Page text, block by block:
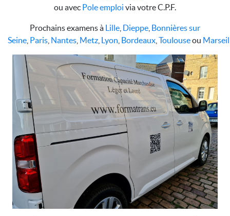
ou avec Pole emploi via votre C.P.F.
Prochains examens à Lille Dieppe Bonnières sur
Seine Paris Nantes Metz Lyon Bordeaux Toulouseou